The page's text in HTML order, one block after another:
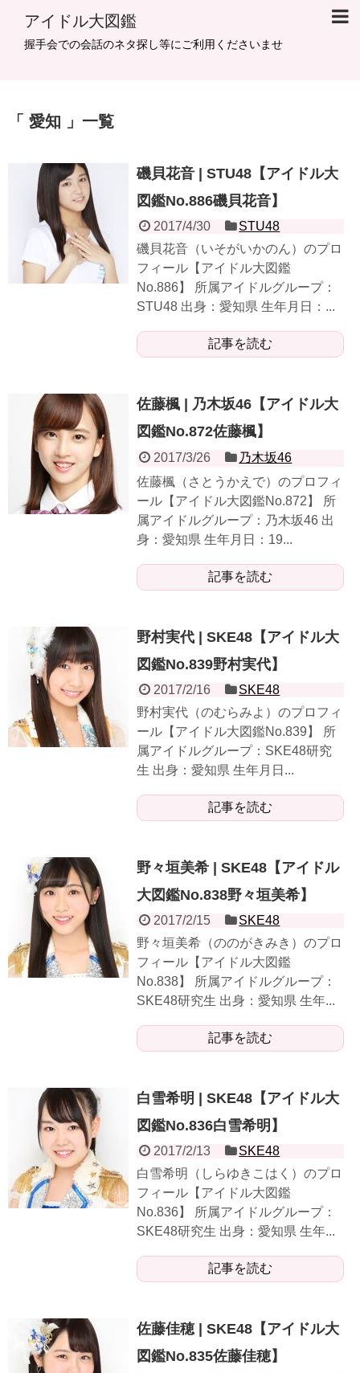
アイドル大図鑑
握手会での会話のネタ探し等にご利用くださいませ
愛知 一覧
磯貝花音 | STU48【アイドル大
図鑑No.886磯貝花音】
2017/4/30
STU48
磯貝花音（いそがいかのん）のプロ
フィール【アイドル大図鑑
No.886】 所属アイドルグループ：
STU48 出身：愛知県 生年月日：...
記事を読む
佐藤楓 | 乃木坂46【アイドル大
図鑑No.872佐藤楓】
2017/3/26
乃木坂46
佐藤楓（さとうかえで）のプロフィ
ール【アイドル大図鑑No.872】 所
属アイドルグループ：乃木坂46 出
身：愛知県 生年月日：19...
記事を読む
野村実代 | SKE48【アイドル大
図鑑No.839野村実代】
2017/2/16
SKE48
野村実代（のむらみよ）のプロフィ
ール【アイドル大図鑑No.839】 所
属アイドルグループ：SKE48研究
生 出身：愛知県 生年月日...
記事を読む
野々垣美希 | SKE48【アイドル
大図鑑No.838野々垣美希】
2017/2/15
SKE48
野々垣美希（ののがきみき）のプロ
フィール【アイドル大図鑑
No.838】 所属アイドルグループ：
SKE48研究生 出身：愛知県 生年...
記事を読む
白雪希明 | SKE48【アイドル大
図鑑No.836白雪希明】
2017/2/13
SKE48
白雪希明（しらゆきこはく）のプロ
フィール【アイドル大図鑑
No.836】 所属アイドルグループ：
SKE48研究生 出身：愛知県 生年...
記事を読む
佐藤佳穂 | SKE48【アイドル大
図鑑No.835佐藤佳穂】